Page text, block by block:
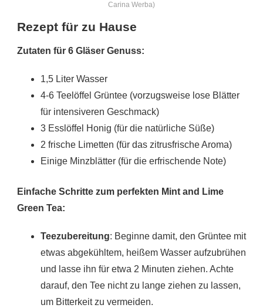
Carina Werba)
Rezept für zu Hause
Zutaten für 6 Gläser Genuss:
1,5 Liter Wasser
4-6 Teelöffel Grüntee (vorzugsweise lose Blätter
für intensiveren Geschmack)
3 Esslöffel Honig (für die natürliche Süße)
2 frische Limetten (für das zitrusfrische Aroma)
Einige Minzblätter (für die erfrischende Note)
Einfache Schritte zum perfekten Mint and Lime
Green Tea:
Teezubereitung: Beginne damit, den Grüntee mit
etwas abgekühltem, heißem Wasser aufzubrühen
und lasse ihn für etwa 2 Minuten ziehen. Achte
darauf, den Tee nicht zu lange ziehen zu lassen,
um Bitterkeit zu vermeiden.